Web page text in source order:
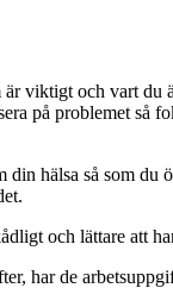
viktigt och vart du
på problemet så
hälsa så som du
och lättare att
har de